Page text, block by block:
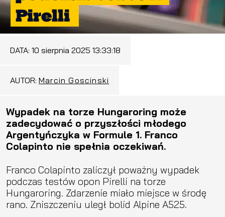
Pirelli
DATA: 10 sierpnia 2025 13:33:18
AUTOR: Marcin Goscinski
Wypadek na torze Hungaroring może
zadecydować o przyszłości młodego
Argentyńczyka w Formule 1. Franco
Colapinto nie spełnia oczekiwań.
Franco Colapinto zaliczył poważny wypadek
podczas testów opon Pirelli na torze
Hungaroring. Zdarzenie miało miejsce w środę
rano. Zniszczeniu uległ bolid Alpine A525.